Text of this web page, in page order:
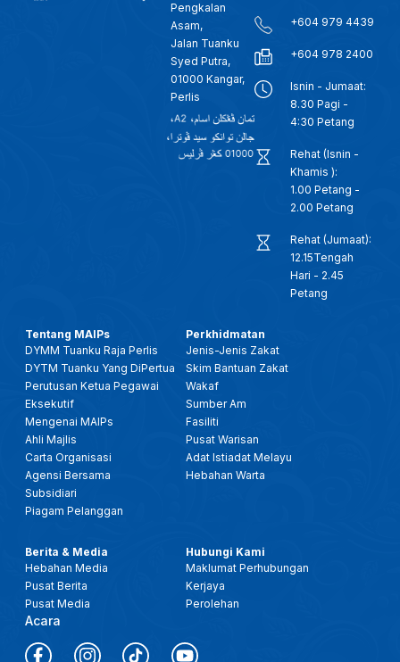
Pengkalan
Asam,
Jalan Tuanku
Syed Putra,
01000 Kangar,
Perlis
+604 979 4439
+604 978 2400
Isnin - Jumaat:
8.30 Pagi -
4:30 Petang
Rehat (Isnin -
Khamis ):
1.00 Petang -
2.00 Petang
Rehat (Jumaat):
12.15Tengah
Hari - 2.45
Petang
Tentang MAIPs
DYMM Tuanku Raja Perlis
DYTM Tuanku Yang DiPertua
Perutusan Ketua Pegawai
Eksekutif
Mengenai MAIPs
Ahli Majlis
Carta Organisasi
Agensi Bersama
Subsidiari
Piagam Pelanggan
Perkhidmatan
Jenis-Jenis Zakat
Skim Bantuan Zakat
Wakaf
Sumber Am
Fasiliti
Pusat Warisan
Adat Istiadat Melayu
Hebahan Warta
Berita & Media
Hebahan Media
Pusat Berita
Pusat Media
Acara
Hubungi Kami
Maklumat Perhubungan
Kerjaya
Perolehan